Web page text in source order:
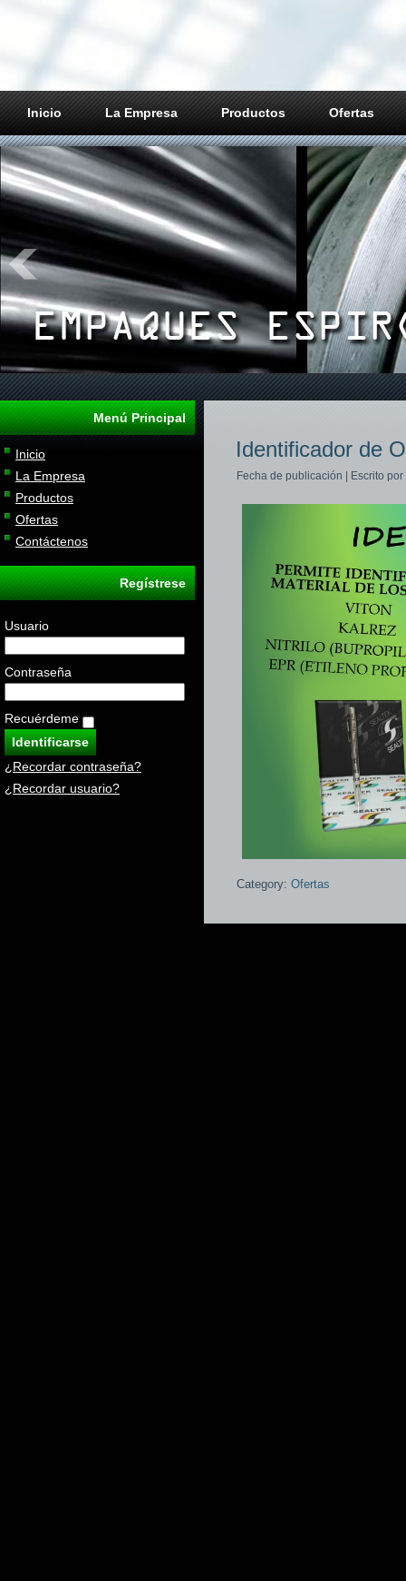
Inicio La Empresa Productos Ofertas
Menú Principal
Inicio
La Empresa
Productos
Ofertas
Contáctenos
Regístrese
Usuario
Contraseña
Recuérdeme
¿Recordar contraseña?
¿Recordar usuario?
Identificador de
Fecha de publicación | Escrito
Category: Ofertas